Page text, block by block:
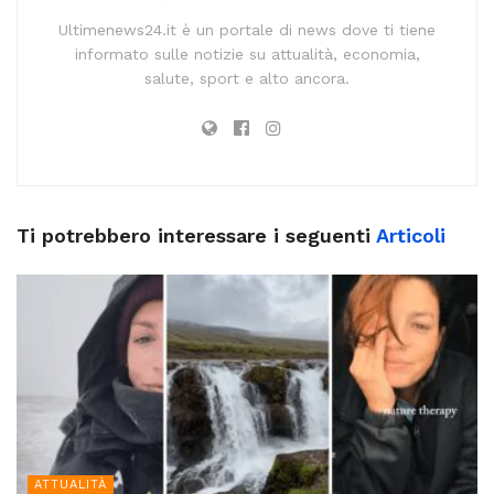
Ultimenews24.it è un portale di news dove ti tiene
informato sulle notizie su attualità, economia,
salute, sport e alto ancora.
Ti potrebbero interessare i seguenti Articoli
ATTUALITÀ